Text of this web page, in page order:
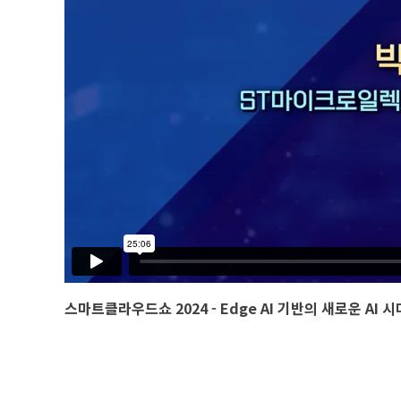
스마트클라우드쇼 2024 - Edge AI 기반의 새로운 AI 시